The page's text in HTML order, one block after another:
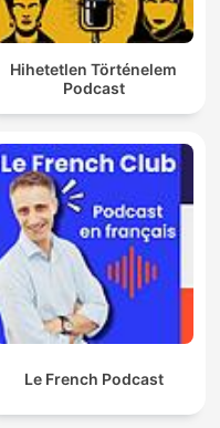
Hihetetlen Történelem
Podcast
Le French Podcast